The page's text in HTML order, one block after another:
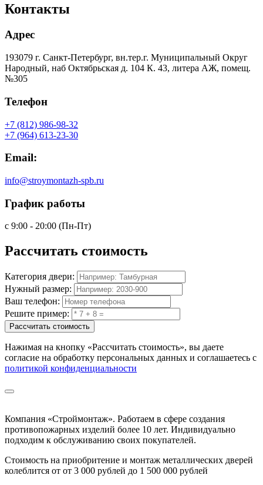
Контакты
Адрес
193079 г. Санкт-Петербург, вн.тер.г. Муниципальный Округ
Народный, наб Октябрьская д. 104 К. 43, литера АЖ, помещ.
№305
Телефон
+7 (812) 986-98-32
+7 (964) 613-23-30
Email:
info@stroymontazh-spb.ru
График работы
с 9:00 - 20:00 (Пн-Пт)
Рассчитать стоимость
Категория двери:
Нужный размер:
Ваш телефон:
Решите пример:
Рассчитать стоимость
Нажимая на кнопку «Рассчитать стоимость», вы даете
согласие на обработку персональных данных и соглашаетесь с
политикой конфиденциальности
Компания «Строймонтаж». Работаем в сфере создания
противопожарных изделий более 10 лет. Индивидуально
подходим к обслуживанию своих покупателей.
Стоимость на приобритение и монтаж металлических дверей
колеблится от от 3 000 рублей до 1 500 000 рублей